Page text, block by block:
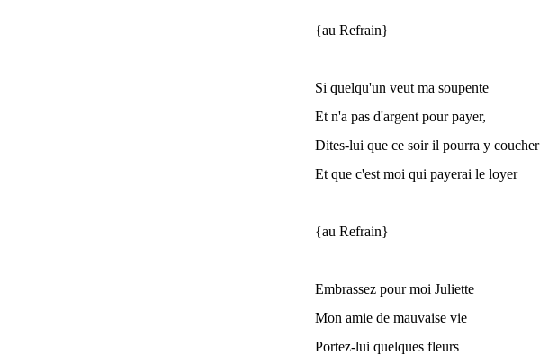
{au Refrain}
Si quelqu'un veut ma soupente
Et n'a pas d'argent pour payer,
Dites-lui que ce soir il pourra y coucher
Et que c'est moi qui payerai le loyer
{au Refrain}
Embrassez pour moi Juliette
Mon amie de mauvaise vie
Portez-lui quelques fleurs